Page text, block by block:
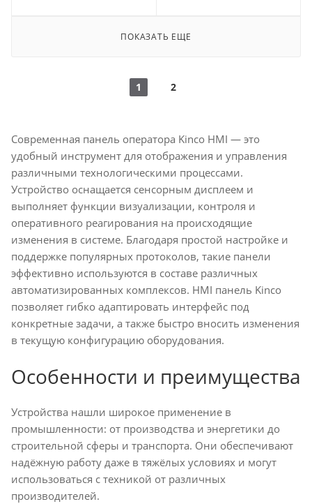
ПОКАЗАТЬ ЕЩЕ
1 2
Современная панель оператора Kinco HMI — это
удобный инструмент для отображения и управления
различными технологическими процессами.
Устройство оснащается сенсорным дисплеем и
выполняет функции визуализации, контроля и
оперативного реагирования на происходящие
изменения в системе. Благодаря простой настройке и
поддержке популярных протоколов, такие панели
эффективно используются в составе различных
автоматизированных комплексов. HMI панель Kinco
позволяет гибко адаптировать интерфейс под
конкретные задачи, а также быстро вносить изменения
в текущую конфигурацию оборудования.
Особенности и преимущества
Устройства нашли широкое применение в
промышленности: от производства и энергетики до
строительной сферы и транспорта. Они обеспечивают
надёжную работу даже в тяжёлых условиях и могут
использоваться с техникой от различных
производителей.